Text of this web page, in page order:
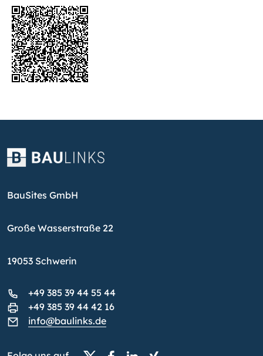
BauSites GmbH
Große Wasserstraße 22
19053 Schwerin
+49 385 39 44 55 44
+49 385 39 44 42 16
info@baulinks.de